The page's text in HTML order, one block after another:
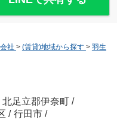
社 > (賃貸)地域から探す > 羽生
北足立郡伊奈町 /
/ 行田市 /